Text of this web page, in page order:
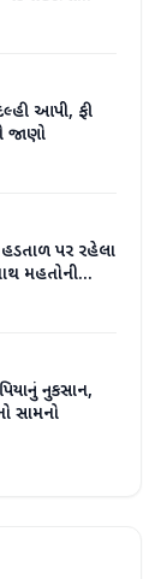
આપી, ફી
જાણો
પર રહેલા
મહતોની
નુકસાન,
સામનો